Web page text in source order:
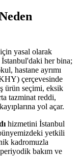
yasal olarak
her bina;
hastane ayrımı
çerçevesinde
ürün seçimi, eksik
tazminat reddi,
yol açar.
hizmetini İstanbul
yetkili
kadromuzla
bakım ve